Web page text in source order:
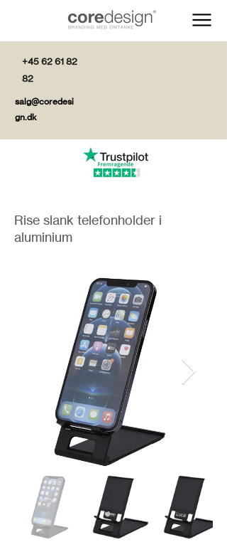
+45 62 61 82
82
salg@coredesi
gn.dk
Rise slank telefonholder i
aluminium